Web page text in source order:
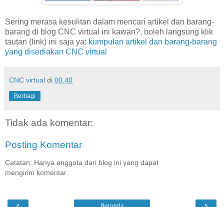
Sering merasa kesulitan dalam mencari artikel dan barang-
barang di blog CNC virtual ini kawan?, boleh langsung klik
tautan (link) ini saja ya: kumpulan artikel dan barang-barang
yang disediakan CNC virtual
CNC virtual di 00.40
Berbagi
Tidak ada komentar:
Posting Komentar
Catatan: Hanya anggota dari blog ini yang dapat
mengirim komentar.